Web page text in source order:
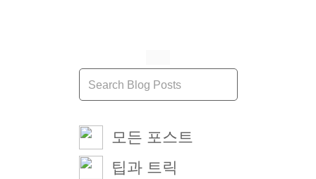
모든 포스트
팁과 트릭